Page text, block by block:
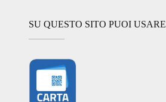
SU QUESTO SITO PUOI USARE